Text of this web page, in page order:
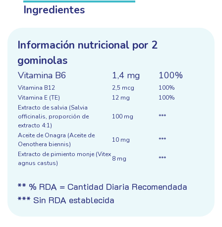
Ingredientes
Información nutricional por 2
gominolas
Vitamina B6 1,4 mg 100%
Vitamina B12 2,5 mcg
100%
Vitamina E (TE)
12 mg
100%
Extracto de salvia (Salvia
officinalis, proporción de
extracto 4:1)
100 mg ***
Aceite de Onagra (Aceite de
Oenothera biennis)
10 mg
***
Extracto de pimiento monje (Vitex
agnus castus)
8 mg ***
** % RDA = Cantidad Diaria Recomendada
*** Sin RDA establecida